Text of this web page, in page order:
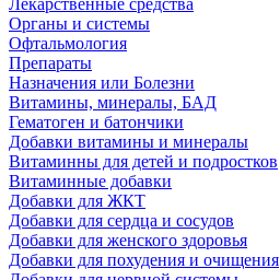
Лекарственные средства
Органы и системы
Офтальмология
Препараты
Назначения или Болезни
Витамины, минералы, БАД
Гематоген и батончики
Добавки витамины и минералы
Витаминны для детей и подростков
Витаминные добавки
Добавки для ЖКТ
Добавки для сердца и сосудов
Добавки для женского здоровья
Добавки для похудения и очищения